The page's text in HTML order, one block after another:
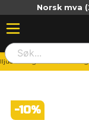
Norsk mva
Högtalare 6.5"
-10%